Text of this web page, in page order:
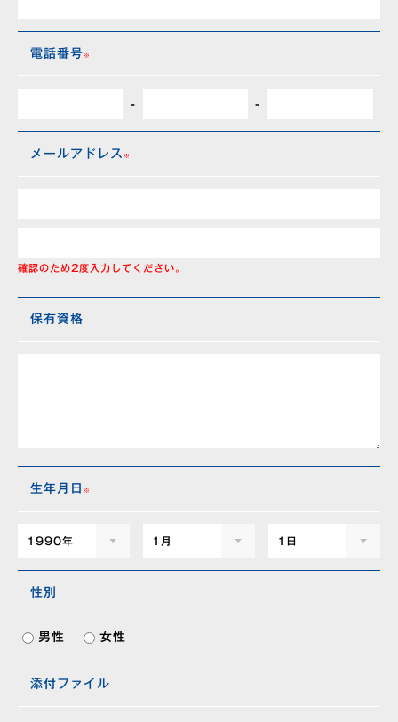
電話番号
- -
メールアドレス
確認のため2度入力してください。
保有資格
生年月日
1990年 1月 1日
性別
男性 女性
添付ファイル